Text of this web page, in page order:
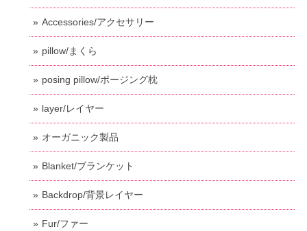
Accessories/アクセサリー
pillow/まくら
posing pillow/ポージング枕
layer/レイヤー
オーガニック製品
Blanket/ブランケット
Backdrop/背景レイヤー
Fur/ファー